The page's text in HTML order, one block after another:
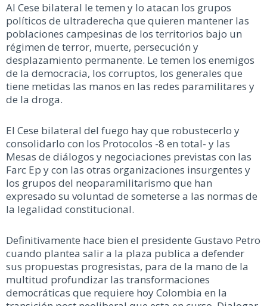
Al Cese bilateral le temen y lo atacan los grupos
políticos de ultraderecha que quieren mantener las
poblaciones campesinas de los territorios bajo un
régimen de terror, muerte, persecución y
desplazamiento permanente. Le temen los enemigos
de la democracia, los corruptos, los generales que
tiene metidas las manos en las redes paramilitares y
de la droga.
El Cese bilateral del fuego hay que robustecerlo y
consolidarlo con los Protocolos -8 en total- y las
Mesas de diálogos y negociaciones previstas con las
Farc Ep y con las otras organizaciones insurgentes y
los grupos del neoparamilitarismo que han
expresado su voluntad de someterse a las normas de
la legalidad constitucional.
Definitivamente hace bien el presidente Gustavo Petro
cuando plantea salir a la plaza publica a defender
sus propuestas progresistas, para de la mano de la
multitud profundizar las transformaciones
democráticas que requiere hoy Colombia en la